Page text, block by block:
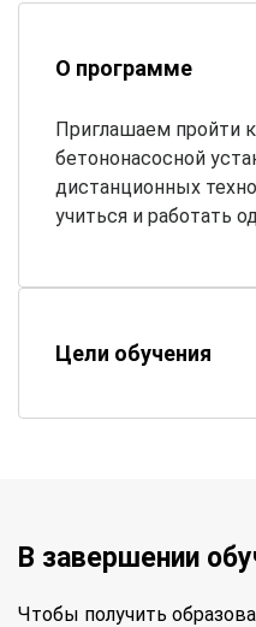
О программе
Приглашаем пройти
бетононасосной
дистанционных
учиться и работать
Цели обучения
В завершении
Чтобы получить